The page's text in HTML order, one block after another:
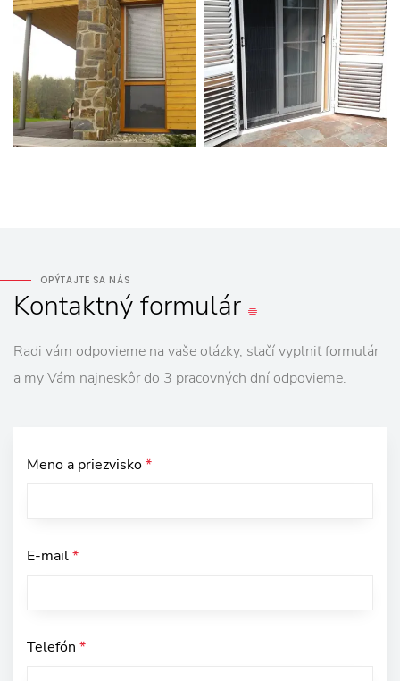
OPÝTAJTE SA NÁS
Kontaktnýformulár
Radi vám odpovieme na vaše otázky, stačí vyplniť formulár
a my Vám najneskôr do 3 pracovných dní odpovieme.
Meno a priezvisko*
E-mail*
Telefón *